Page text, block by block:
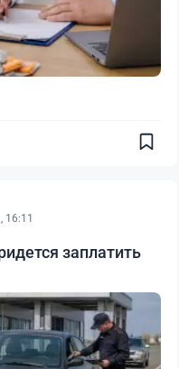
16:11
заплатить